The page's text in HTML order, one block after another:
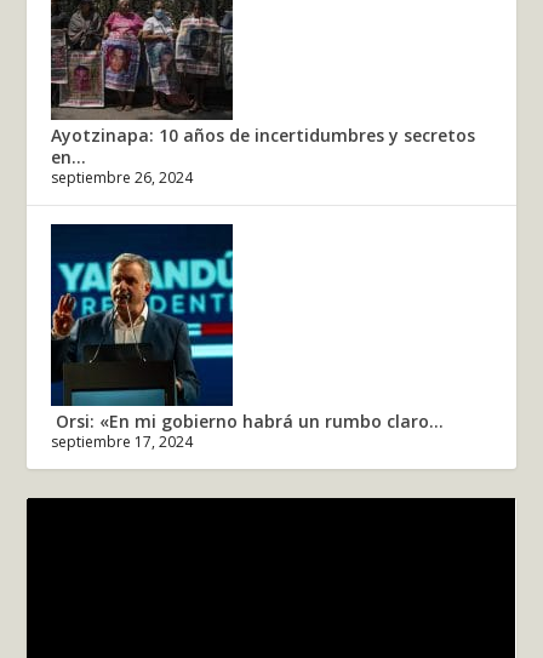
Ayotzinapa: 10 años de incertidumbres y secretos
en...
septiembre 26, 2024
Orsi: «En mi gobierno habrá un rumbo claro...
septiembre 17, 2024